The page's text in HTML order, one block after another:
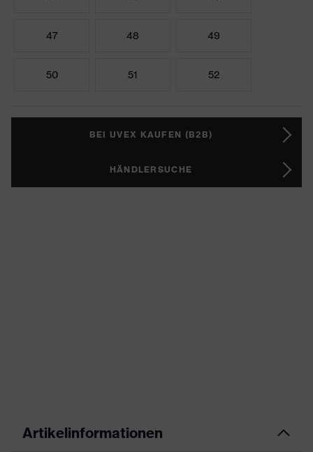
47 48 49
50 51 52
BEI UVEX KAUFEN (B2B)
HÄNDLERSUCHE
Artikelinformationen